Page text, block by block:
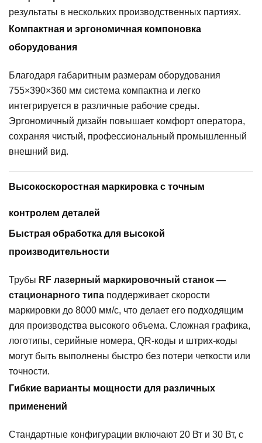
результаты в нескольких производственных партиях.
Компактная и эргономичная компоновка
оборудования
Благодаря габаритным размерам оборудования
755×390×360 мм система компактна и легко
интегрируется в различные рабочие среды.
Эргономичный дизайн повышает комфорт оператора,
сохраняя чистый, профессиональный промышленный
внешний вид.
Высокоскоростная маркировка с точным
контролем деталей
Быстрая обработка для высокой
производительности
Трубы RF лазерный маркировочный станок —
стационарного типа поддерживает скорости
маркировки до 8000 мм/с, что делает его подходящим
для производства высокого объема. Сложная графика,
логотипы, серийные номера, QR-коды и штрих-коды
могут быть выполнены быстро без потери четкости или
точности.
Гибкие варианты мощности для различных
применений
Стандартные конфигурации включают 20 Вт и 30 Вт, с